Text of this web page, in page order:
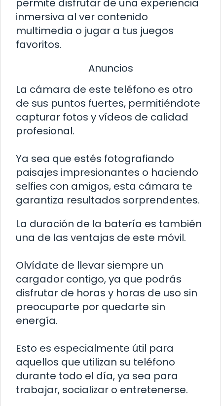
permite disfrutar de una experiencia
inmersiva al ver contenido
multimedia o jugar a tus juegos
favoritos.
Anuncios
La cámara de este teléfono es otro
de sus puntos fuertes, permitiéndote
capturar fotos y vídeos de calidad
profesional.
Ya sea que estés fotografiando
paisajes impresionantes o haciendo
selfies con amigos, esta cámara te
garantiza resultados sorprendentes.
La duración de la batería es también
una de las ventajas de este móvil.
Olvídate de llevar siempre un
cargador contigo, ya que podrás
disfrutar de horas y horas de uso sin
preocuparte por quedarte sin
energía.
Esto es especialmente útil para
aquellos que utilizan su teléfono
durante todo el día, ya sea para
trabajar, socializar o entretenerse.